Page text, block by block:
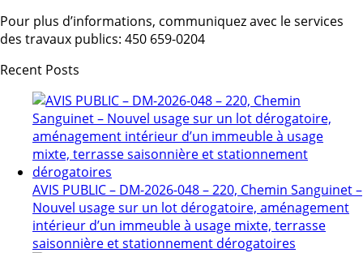
Pour plus d’informations, communiquez avec le services
des travaux publics: 450 659-0204
Recent Posts
AVIS PUBLIC – DM-2026-048 – 220, Chemin Sanguinet –
Nouvel usage sur un lot dérogatoire, aménagement
intérieur d’un immeuble à usage mixte, terrasse
saisonnière et stationnement dérogatoires